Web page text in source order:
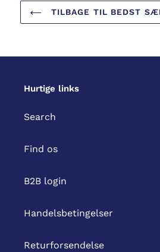
TILBAGE TIL BEDST
Hurtige links
Search
Find os
B2B login
Handelsbetingelser
Returforsendelse